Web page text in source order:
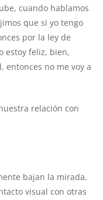
cuando hablamos
que si yo tengo
por la ley de
estoy feliz, bien,
entonces no me voy a
relación con
bajan la mirada,
visual con otras